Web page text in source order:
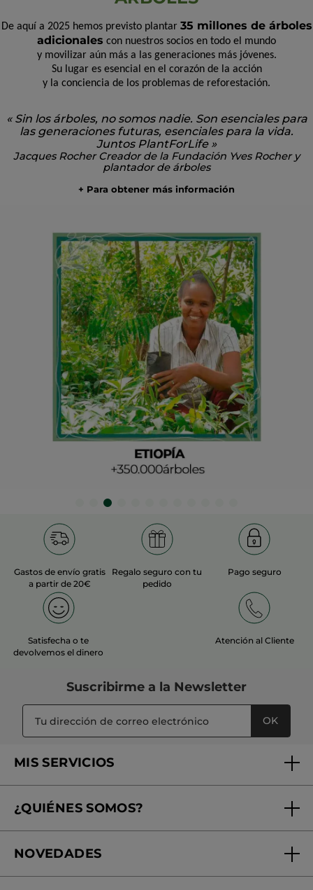
De aquí a 2025 hemos previsto plantar 35 millones de árboles
adicionales con nuestros socios en todo el mundo
y movilizar aún más a las generaciones más jóvenes.
Su lugar es esencial en el corazón de la acción
y la conciencia de los problemas de reforestación.
« Sin los árboles, no somos nadie. Son esenciales para
las generaciones futuras, esenciales para la vida.
Juntos PlantForLife »
Jacques Rocher Creador de la Fundación Yves Rocher y
plantador de árboles
+ Para obtener más información
Gastos de envío gratis
a partir de 20€
Regalo seguro con tu
pedido
Pago seguro
Satisfecha o te
devolvemos el dinero
Atención al Cliente
Suscribirme a la Newsletter
OK
MIS SERVICIOS
Tratamientos de Belleza
Mi club Yves Rocher
¿QUIÉNES SOMOS?
¿Quiénes somos?
NOVEDADES